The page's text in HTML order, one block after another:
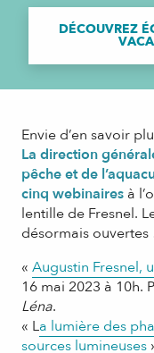
DÉCOUVREZ
Envie d’en savoir
La direction
pêche et de
cinq webinaires à
lentille de Fresnel.
désormais ouvertes
« Augustin Fresnel,
16 mai 2023 à 10h.
Léna.
« La lumière des
sources lumineuses